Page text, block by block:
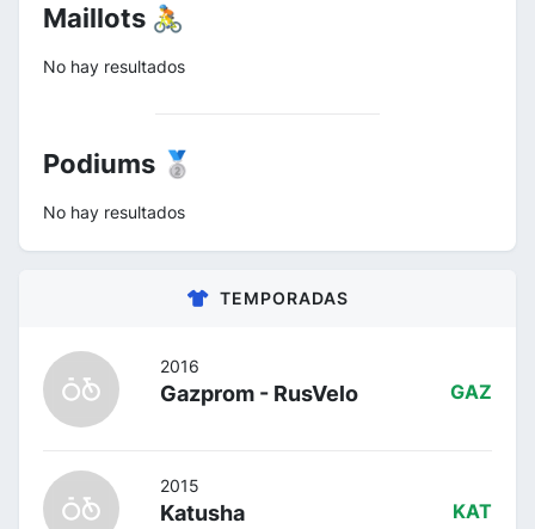
Maillots 🚴
No hay resultados
Podiums 🥈
No hay resultados
TEMPORADAS
2016
Gazprom - RusVelo GAZ
2015
Katusha KAT